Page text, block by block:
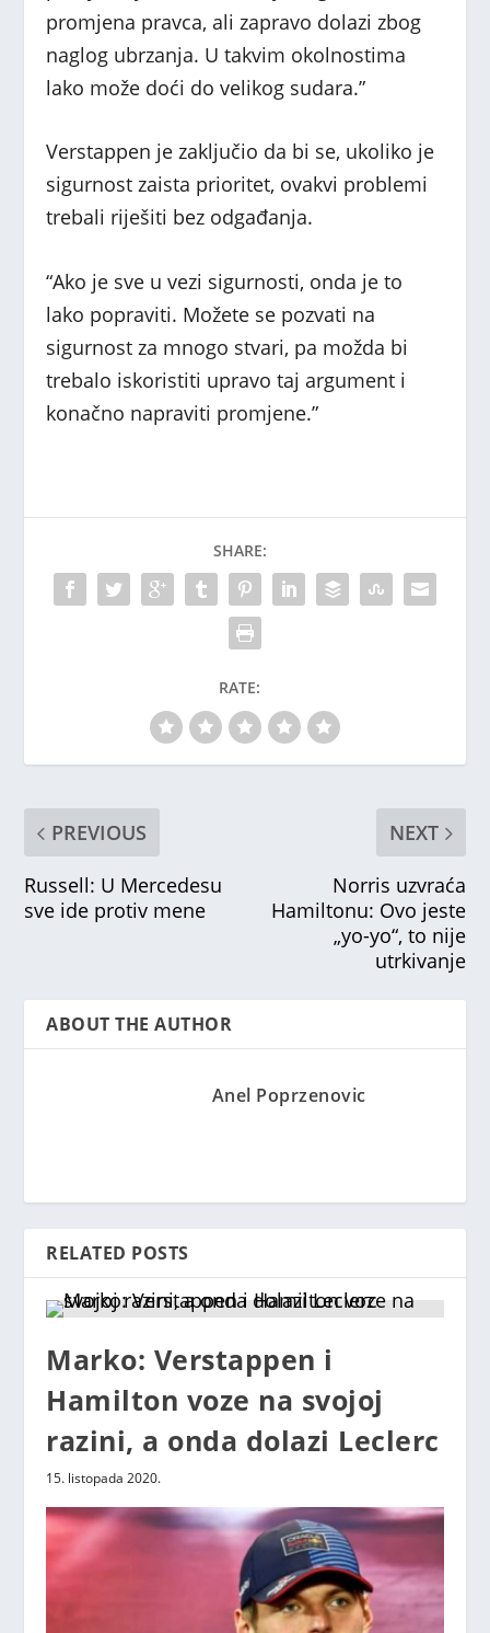
promjena pravca, ali zapravo dolazi zbog
naglog ubrzanja. U takvim okolnostima
lako može doći do velikog sudara.”
Verstappen je zaključio da bi se, ukoliko je
sigurnost zaista prioritet, ovakvi problemi
trebali riješiti bez odgađanja.
“Ako je sve u vezi sigurnosti, onda je to
lako popraviti. Možete se pozvati na
sigurnost za mnogo stvari, pa možda bi
trebalo iskoristiti upravo taj argument i
konačno napraviti promjene.”
SHARE:
RATE:
PREVIOUS
Russell: U Mercedesu
sve ide protiv mene
NEXT
Norris uzvraća
Hamiltonu: Ovo jeste
„yo-yo“, to nije
utrkivanje
ABOUT THE AUTHOR
Anel Poprzenovic
RELATED POSTS
Marko: Verstappen i
Hamilton voze na svojoj
razini, a onda dolazi Leclerc
15. listopada 2020.